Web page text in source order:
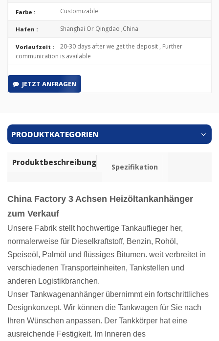
Farbe : Customizable
Hafen : Shanghai Or Qingdao ,China
Vorlaufzeit :
20-30 days after we get the deposit , Further
communication is available
JETZT ANFRAGEN
PRODUKTKATEGORIEN
Produktbeschreibung Spezifikation
China Factory 3 Achsen Heizöltankanhänger
zum Verkauf
Unsere Fabrik stellt hochwertige Tankauflieger her,
normalerweise für Dieselkraftstoff, Benzin, Rohöl,
Speiseöl, Palmöl und flüssiges Bitumen. weit verbreitet in
verschiedenen Transporteinheiten, Tankstellen und
anderen Logistikbranchen.
Unser Tankwagenanhänger übernimmt ein fortschrittliches
Designkonzept. Wir können die Tankwagen für Sie nach
Ihren Wünschen anpassen. Der Tankkörper hat eine
ausreichende Festigkeit. Im Inneren des